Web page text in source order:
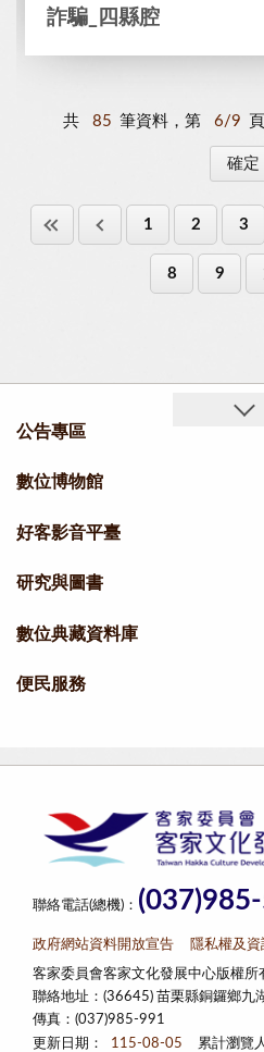
詐騙_四縣腔
共 85 筆資料，第 6/9
1 2 3
8 9
公告專區
數位博物館
好客影音平臺
研究與圖書
數位典藏資料庫
便民服務
聯絡電話(總機)：
政府網站資料開放宣告 隱私權及
客家委員會客家文化發展中心版權
聯絡地址：(36645) 苗栗縣銅鑼鄉九
傳真：(037)985-991
更新日期：
115-08-05 累計瀏覽